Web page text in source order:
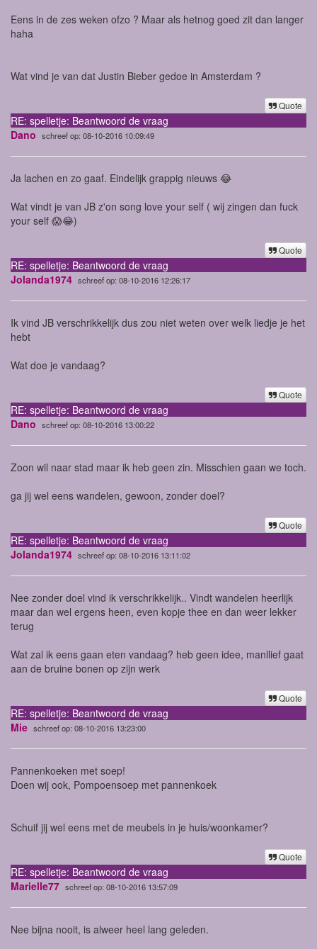
Eens in de zes weken ofzo ? Maar als hetnog goed zit dan langer
haha
Wat vind je van dat Justin Bieber gedoe in Amsterdam ?
Quote
RE: spelletje: Beantwoord de vraag
Dano schreef op: 08-10-2016 10:09:49
Ja lachen en zo gaaf. Eindelijk grappig nieuws 😂
Wat vindt je van JB z'on song love your self ( wij zingen dan fuck
your self 😱😂)
Quote
RE: spelletje: Beantwoord de vraag
Jolanda1974 schreef op: 08-10-2016 12:26:17
Ik vind JB verschrikkelijk dus zou niet weten over welk liedje je het
hebt
Wat doe je vandaag?
Quote
RE: spelletje: Beantwoord de vraag
Dano schreef op: 08-10-2016 13:00:22
Zoon wil naar stad maar ik heb geen zin. Misschien gaan we toch.
ga jij wel eens wandelen, gewoon, zonder doel?
Quote
RE: spelletje: Beantwoord de vraag
Jolanda1974 schreef op: 08-10-2016 13:11:02
Nee zonder doel vind ik verschrikkelijk.. Vindt wandelen heerlijk
maar dan wel ergens heen, even kopje thee en dan weer lekker
terug
Wat zal ik eens gaan eten vandaag? heb geen idee, manllief gaat
aan de bruine bonen op zijn werk
Quote
RE: spelletje: Beantwoord de vraag
Mie schreef op: 08-10-2016 13:23:00
Pannenkoeken met soep!
Doen wij ook, Pompoensoep met pannenkoek
Schuif jij wel eens met de meubels in je huis/woonkamer?
Quote
RE: spelletje: Beantwoord de vraag
Marielle77 schreef op: 08-10-2016 13:57:09
Nee bijna nooit, is alweer heel lang geleden.